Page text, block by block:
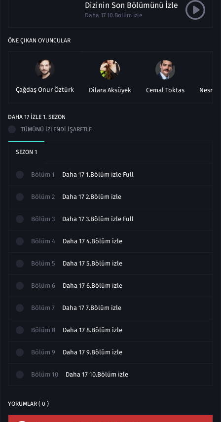
Dizinin Son Bölümünü İzle
Daha 17 10.Bölüm izle
ÖNE ÇIKAN OYUNCULAR
Çağdaş Onur Öztürk Dilara Aksüyek Cemal Toktas Nesrin
DAHA 17 IZLE 1. SEZON
TÜMÜNÜ İZLENDI İŞARETLE
SEZON 1
Bölüm 1 Daha 17 1.Bölüm izle Full
Bölüm 2 Daha 17 2.Bölüm izle
Bölüm 3 Daha 17 3.Bölüm izle Full
Bölüm 4 Daha 17 4.Bölüm izle
Bölüm 5 Daha 17 5.Bölüm izle
Bölüm 6 Daha 17 6.Bölüm izle
Bölüm 7 Daha 17 7.Bölüm izle
Bölüm 8 Daha 17 8.Bölüm izle
Bölüm 9 Daha 17 9.Bölüm izle
Bölüm 10 Daha 17 10.Bölüm izle
YORUMLAR ( 0 )